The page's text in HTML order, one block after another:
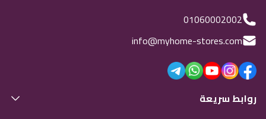
01060002002
info@myhome-stores.com
روابط سريعة